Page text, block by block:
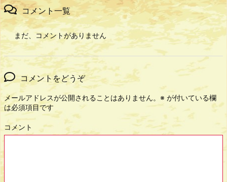
コメント一覧
まだ、コメントがありません
コメントをどうぞ
メールアドレスが公開されることはありません。 ※ が付いている欄
は必須項目です
コメント